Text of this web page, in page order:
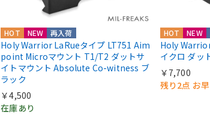
HOT NEW 再入荷
Holy Warrior LaRueタイプ LT751 Aim
point Microマウント T1/T2 ダットサ
イトマウント Absolute Co-witness ブ
ラック
￥4,500
在庫あり
HOT NEW
Holy
イクロ ダッ
￥7,700
残り2点 お